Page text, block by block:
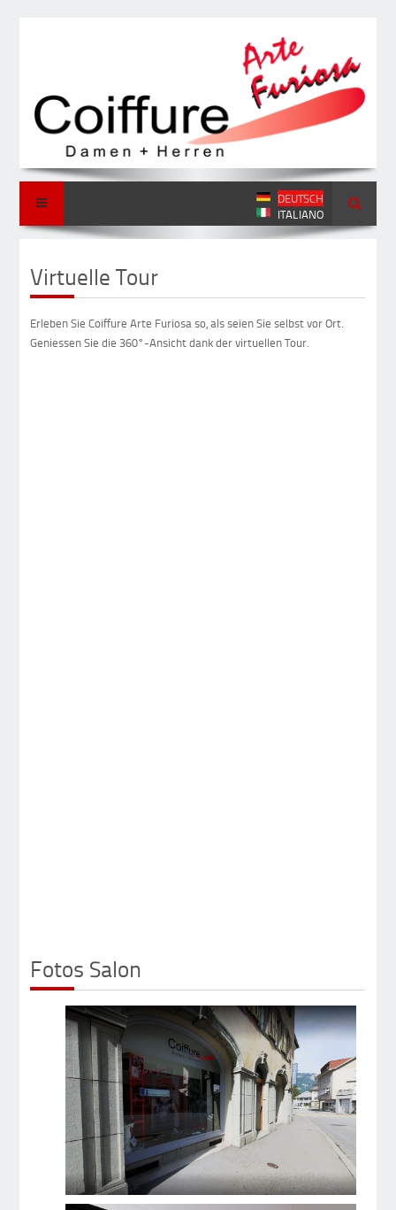
DEUTSCH
ITALIANO
Virtuelle Tour
Erleben Sie Coiffure Arte Furiosa so, als seien Sie selbst vor Ort.
Geniessen Sie die 360°-Ansicht dank der virtuellen Tour.
Fotos Salon